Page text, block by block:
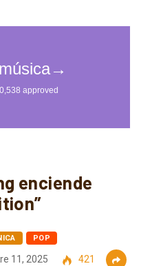
enciende
POP
11, 2025 421